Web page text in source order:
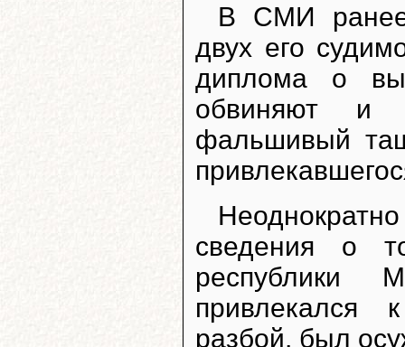
В СМИ ранее
двух его
диплома о
обвиняют и
фальшивый
сведения о
республики
привлекался
разбой, был